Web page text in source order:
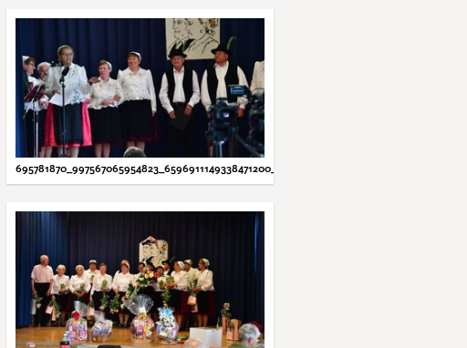
695781870_997567065954823_6596911149338471200_N.JPG